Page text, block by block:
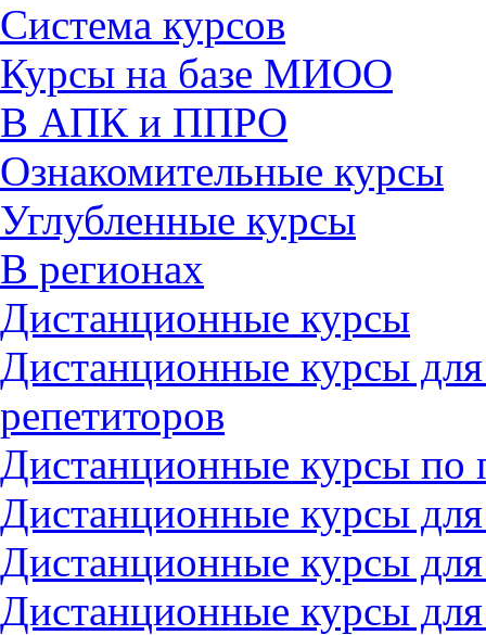
Система курсов
Курсы на базе МИОО
В АПК и ППРО
Ознакомительные курсы
Углубленные курсы
В регионах
Дистанционные курсы
Дистанционные курсы
репетиторов
Дистанционные курсы по
Дистанционные курсы
Дистанционные курсы
Дистанционные курсы